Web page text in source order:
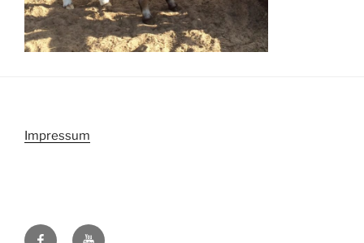
Impressum
FacebookYoutube